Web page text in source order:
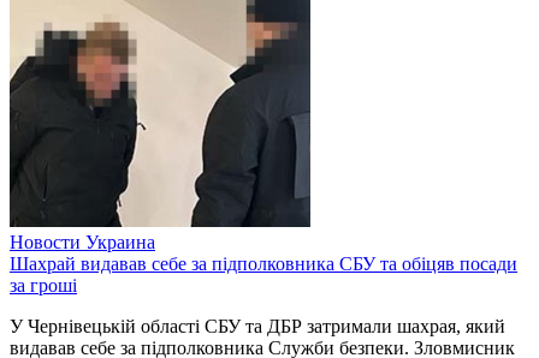
Новости Украина
Шахрай видавав себе за підполковника СБУ та обіцяв посади
за гроші
У Чернівецькій області СБУ та ДБР затримали шахрая, який
видавав себе за підполковника Служби безпеки. Зловмисник